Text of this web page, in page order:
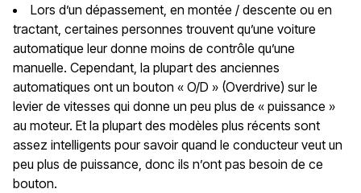
Lors d’un dépassement, en montée / descente ou en
tractant, certaines personnes trouvent qu’une voiture
automatique leur donne moins de contrôle qu’une
manuelle. Cependant, la plupart des anciennes
automatiques ont un bouton « O/D » (Overdrive) sur le
levier de vitesses qui donne un peu plus de « puissance »
au moteur. Et la plupart des modèles plus récents sont
assez intelligents pour savoir quand le conducteur veut un
peu plus de puissance, donc ils n’ont pas besoin de ce
bouton.